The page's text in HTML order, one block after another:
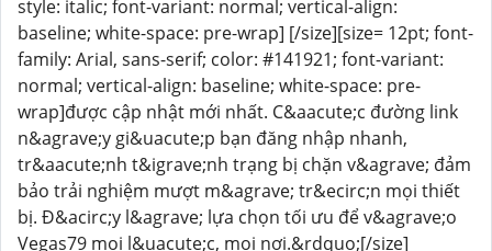
style: italic; font-variant: normal; vertical-align:
baseline; white-space: pre-wrap] [/size][size= 12pt; font-
family: Arial, sans-serif; color: #141921; font-variant:
normal; vertical-align: baseline; white-space: pre-
wrap]được cập nhật mới nhất. C&aacute;c đường link
n&agrave;y gi&uacute;p bạn đăng nhập nhanh,
tr&aacute;nh t&igrave;nh trạng bị chặn v&agrave; đảm
bảo trải nghiệm mượt m&agrave; tr&ecirc;n mọi thiết
bị. Đ&acirc;y l&agrave; lựa chọn tối ưu để v&agrave;o
Vegas79 mọi l&uacute;c, mọi nơi.&rdquo;[/size]